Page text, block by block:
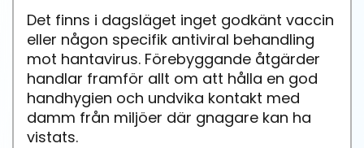
Det finns i dagsläget inget godkänt vaccin
eller någon specifik antiviral behandling
mot hantavirus. Förebyggande åtgärder
handlar framför allt om att hålla en god
handhygien och undvika kontakt med
damm från miljöer där gnagare kan ha
vistats.